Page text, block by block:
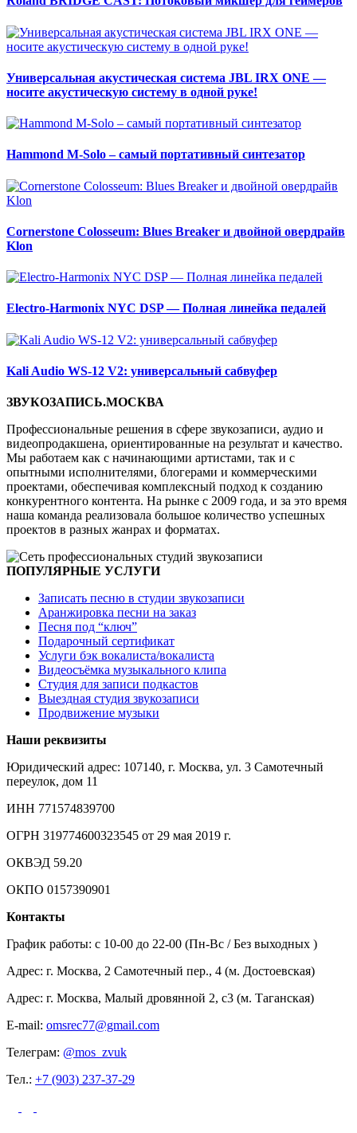
Универсальная акустическая система JBL IRX ONE —
носите акустическую систему в одной руке!
Hammond M-Solo – самый портативный синтезатор
Cornerstone Colosseum: Blues Breaker и двойной овердрайв
Klon
Electro-Harmonix NYC DSP — Полная линейка педалей
Kali Audio WS-12 V2: универсальный сабвуфер
ЗВУКОЗАПИСЬ.МОСКВА
Профессиональные решения в сфере звукозаписи, аудио и
видеопродакшена, ориентированные на результат и качество.
Мы работаем как с начинающими артистами, так и с
опытными исполнителями, блогерами и коммерческими
проектами, обеспечивая комплексный подход к созданию
конкурентного контента. На рынке с 2009 года, и за это время
наша команда реализовала большое количество успешных
проектов в разных жанрах и форматах.
ПОПУЛЯРНЫЕ УСЛУГИ
Записать песню в студии звукозаписи
Аранжировка песни на заказ
Песня под “ключ”
Подарочный сертификат
Услуги бэк вокалиста/вокалиста
Видеосъёмка музыкального клипа
Студия для записи подкастов
Выездная студия звукозаписи
Продвижение музыки
Наши реквизиты
Юридический адрес: 107140, г. Москва, ул. 3 Самотечный
переулок, дом 11
ИНН 771574839700
ОГРН 319774600323545 от 29 мая 2019 г.
ОКВЭД 59.20
ОКПО 0157390901
Контакты
График работы: c 10-00 до 22-00 (Пн-Вс / Без выходных )
Адрес: г. Москва, 2 Самотечный пер., 4 (м. Достоевская)
Адрес: г. Москва, Малый дровянной 2, с3 (м. Таганская)
E-mail: omsrec77@gmail.com
Телеграм: @mos_zvuk
Тел.: +7 (903) 237-37-29